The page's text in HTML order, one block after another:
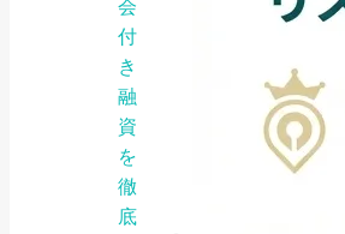
会
付
き
融
資
を
徹
底